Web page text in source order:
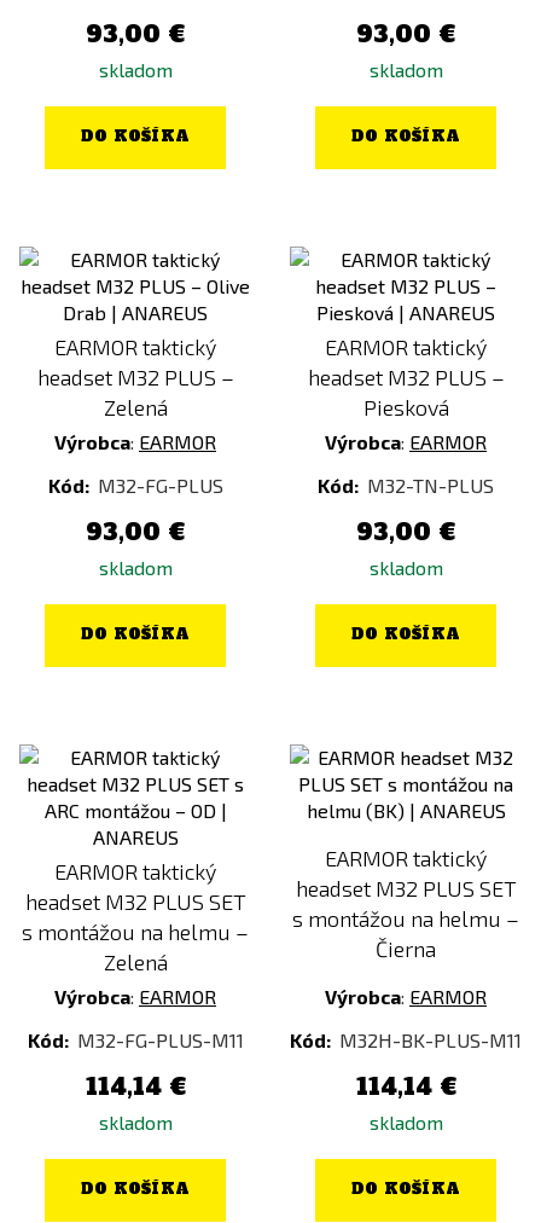
93,00 €
skladom
DO KOŠÍKA
93,00 €
skladom
DO KOŠÍKA
EARMOR taktický
headset M32 PLUS –
Zelená
Výrobca: EARMOR
Kód: M32-FG-PLUS
93,00 €
skladom
DO KOŠÍKA
EARMOR taktický
headset M32 PLUS –
Piesková
Výrobca: EARMOR
Kód: M32-TN-PLUS
93,00 €
skladom
DO KOŠÍKA
EARMOR taktický
headset M32 PLUS SET
s montážou na helmu –
Zelená
Výrobca: EARMOR
Kód: M32-FG-PLUS-M11
114,14 €
skladom
DO KOŠÍKA
EARMOR taktický
headset M32 PLUS SET
s montážou na helmu –
Čierna
Výrobca: EARMOR
Kód: M32H-BK-PLUS-M11
114,14 €
skladom
DO KOŠÍKA